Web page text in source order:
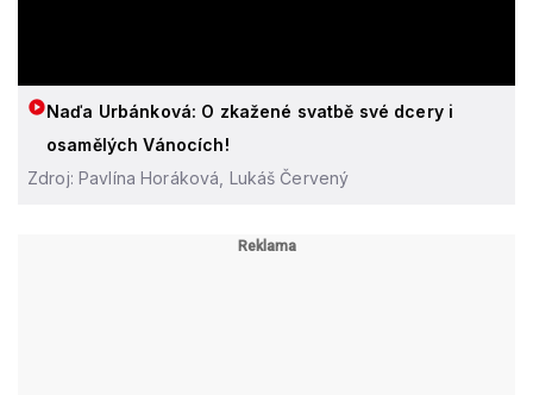
Naďa Urbánková: O zkažené svatbě své dcery i
osamělých Vánocích!
Zdroj: Pavlína Horáková, Lukáš Červený